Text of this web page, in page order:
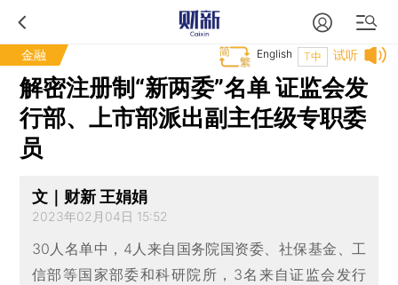
金融 试听
T中
English
解密注册制“新两委”名单 证监会发
行部、上市部派出副主任级专职委
员
文｜财新 王娟娟
2023年02月04日 15:52
30人名单中，4人来自国务院国资委、社保基金、工
信部等国家部委和科研院所，3名来自证监会发行